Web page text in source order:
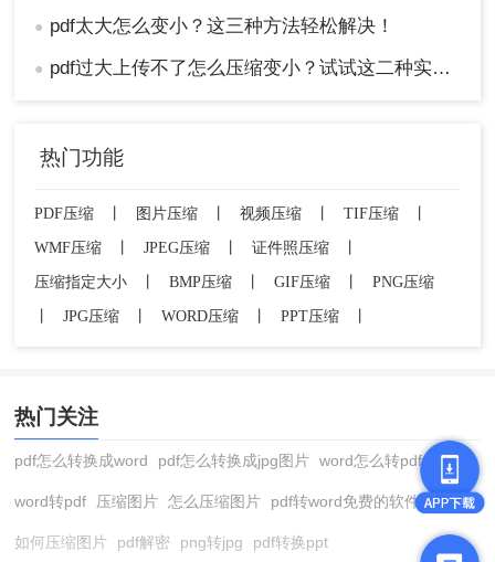
● pdf太大怎么变小？这三种方法轻松解决！
● pdf过大上传不了怎么压缩变小？试试这二种实用方法！
热门功能
PDF压缩 图片压缩 视频压缩 TIF压缩
WMF压缩
JPEG压缩 证件照压缩
压缩指定大小
BMP压缩 GIF压缩
PNG压缩
JPG压缩 WORD压缩 PPT压缩
热门关注
pdf怎么转换成word pdf怎么转换成jpg图片 word怎么转pdf
word转pdf 压缩图片 怎么压缩图片 pdf转word免费的软件
如何压缩图片 pdf解密 png转jpg pdf转换ppt